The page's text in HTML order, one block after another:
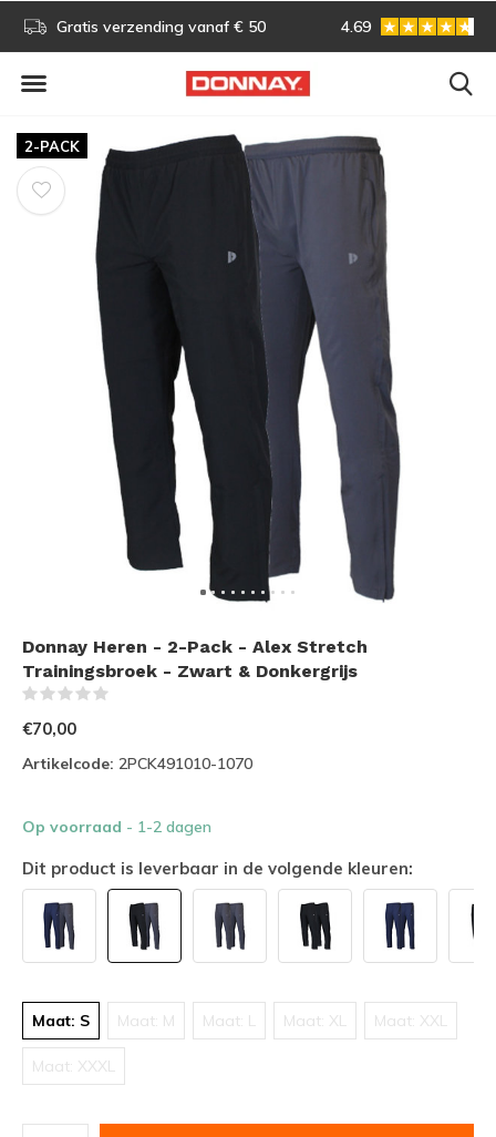
Gratis verzending vanaf € 50 Gratis omruilen
4.69
2-PACK
Donnay Heren - 2-Pack - Alex Stretch
Trainingsbroek - Zwart & Donkergrijs
€70,00
Artikelcode: 2PCK491010-1070
Op voorraad - 1-2 dagen
Dit product is leverbaar in de volgende kleuren:
Maat: S Maat: M Maat: L Maat: XL Maat: XXL
Maat: XXXL